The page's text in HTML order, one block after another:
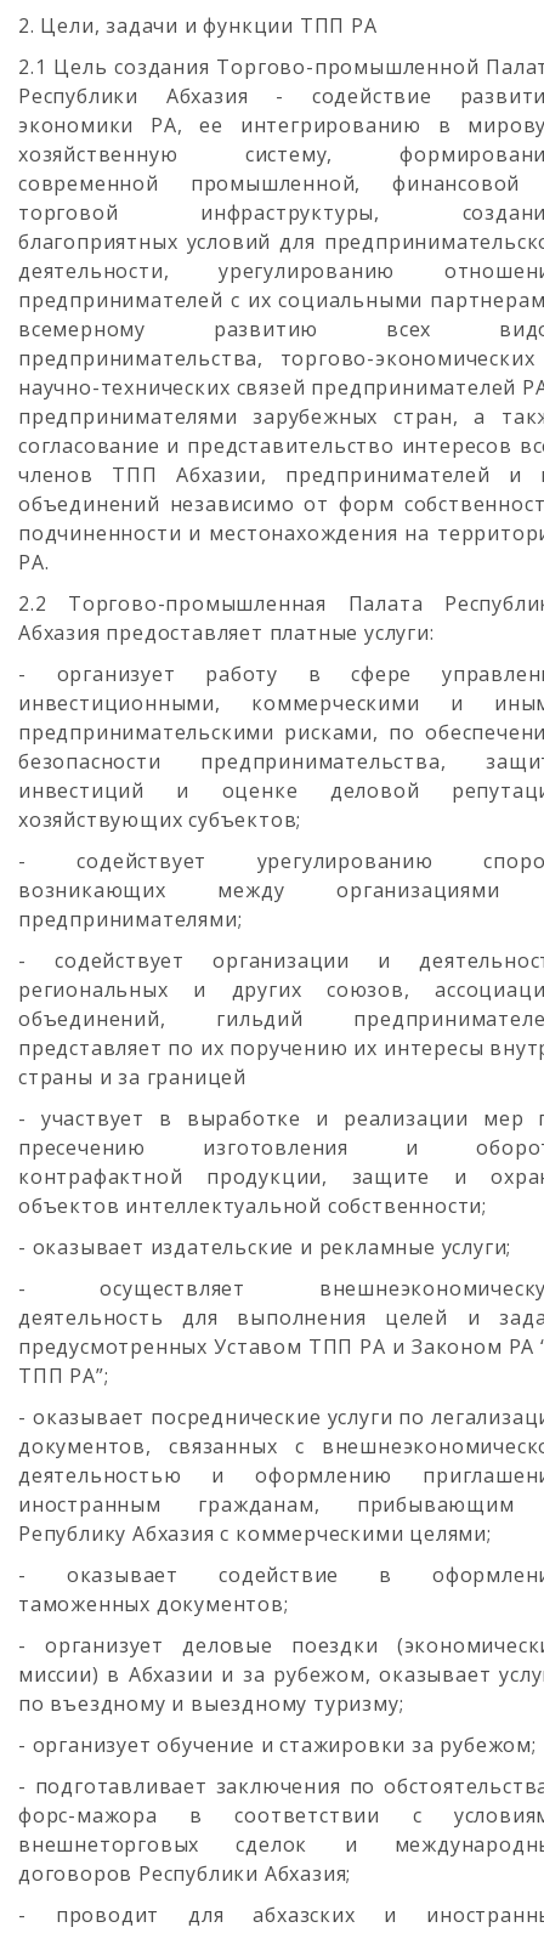
2. Цели, задачи и функции ТПП РА
2.1 Цель создания Торгово-промышленной
Республики Абхазия - содействие
экономики РА, ее интегрированию в
хозяйственную систему,
современной промышленной,
торговой инфраструктуры,
благоприятных условий для
деятельности, урегулированию
предпринимателей с их социальными
всемерному развитию всех
предпринимательства, торгово-
научно-технических связей предпринимателей
предпринимателями зарубежных стран, а
согласование и представительство интересов
членов ТПП Абхазии, предпринимателей и
объединений независимо от форм
подчиненности и местонахождения на
РА.
2.2 Торгово-промышленная Палата
Абхазия предоставляет платные услуги:
- организует работу в сфере
инвестиционными, коммерческими и
предпринимательскими рисками, по
безопасности предпринимательства,
инвестиций и оценке деловой
хозяйствующих субъектов;
- содействует урегулированию
возникающих между организациями
предпринимателями;
- содействует организации и
региональных и других союзов,
объединений, гильдий
представляет по их поручению их интересы
страны и за границей
- участвует в выработке и реализации мер
пресечению изготовления и
контрафактной продукции, защите и
объектов интеллектуальной собственности;
- оказывает издательские и рекламные услуги;
- осуществляет
деятельность для выполнения целей и
предусмотренных Уставом ТПП РА и Законом РА
ТПП РА”;
- оказывает посреднические услуги по
документов, связанных с
деятельностью и оформлению
иностранным гражданам,
Републику Абхазия с коммерческими целями;
- оказывает содействие в
таможенных документов;
- организует деловые поездки
миссии) в Абхазии и за рубежом, оказывает
по въездному и выездному туризму;
- организует обучение и стажировки за рубежом;
- подготавливает заключения по
форс-мажора в соответствии с
внешнеторговых сделок и
договоров Республики Абхазия;
- проводит для абхазских и